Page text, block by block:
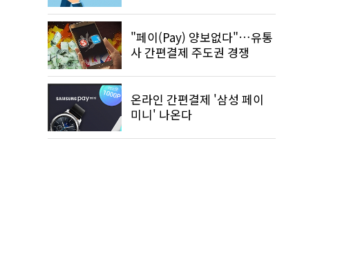
"페이(Pay) 양보없다"…유통
사 간편결제 주도권 경쟁
온라인 간편결제 '삼성 페이
미니' 나온다